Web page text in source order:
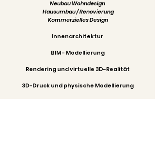
Neubau Wohndesign
Hausumbau / Renovierung
Kommerzielles Design
Innenarchitektur
BIM - Modellierung
Rendering und virtuelle 3D-Realität
3D-Druck und physische Modellierung